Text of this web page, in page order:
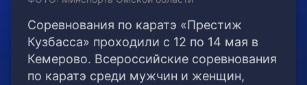
Соревнования по каратэ «Престиж
Кузбасса» проходили с 12 по 14 мая в
Кемерово. Всероссийские соревнования
по каратэ среди мужчин и женщин,